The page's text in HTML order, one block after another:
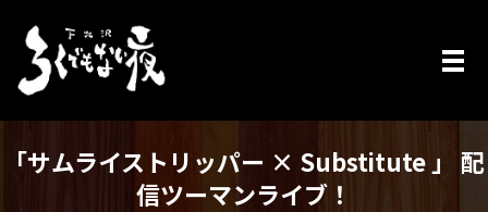
「サムライストリッパー × Substitute 」 配
信ツーマンライブ！